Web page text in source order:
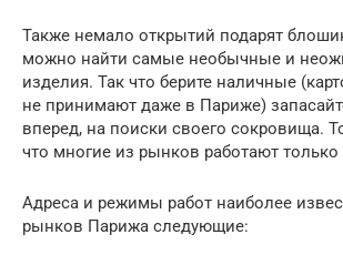
Также немало открытий подарят
можно найти самые необычные и
изделия. Так что берите наличные
не принимают даже в Париже)
вперед, на поиски своего сокровища.
что многие из рынков работают
Адреса и режимы работ наиболее
рынков Парижа следующие: